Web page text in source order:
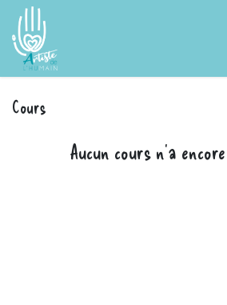
Se rendre au contenu
Cours
Aucun cours n'a